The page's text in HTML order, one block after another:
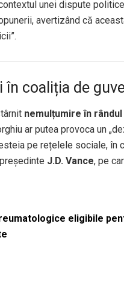
unei dispute
avertizând că
coaliția de
nemulțumire în
ar putea provoca un
pe rețelele sociale, în
J.D. Vance, pe
eligibile